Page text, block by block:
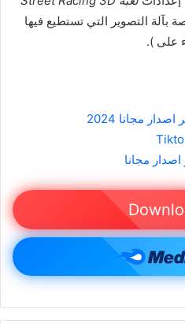
التصوير التي تستطيع فيها
على ).